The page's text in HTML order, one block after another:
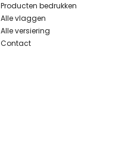
Producten bedrukken
Alle vlaggen
Alle versiering
Contact